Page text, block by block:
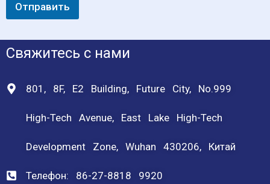
Отправить
Свяжитесь с нами
801, 8F, E2 Building, Future City, No.999
High-Tech Avenue, East Lake High-Tech
Development Zone, Wuhan 430206, Китай
Телефон: 86-27-8818 9920